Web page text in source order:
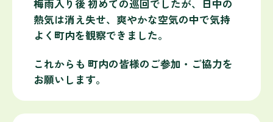
梅雨入り後 初めての巡回でしたが、日中の
熱気は消え失せ、爽やかな空気の中で気持
よく町内を観察できました。
これからも 町内の皆様のご参加・ご協力を
お願いします。